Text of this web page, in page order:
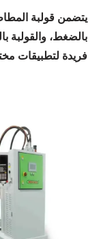
يتضمن قولبة
بالضغط، والقولبة
فريدة لتطبيقات